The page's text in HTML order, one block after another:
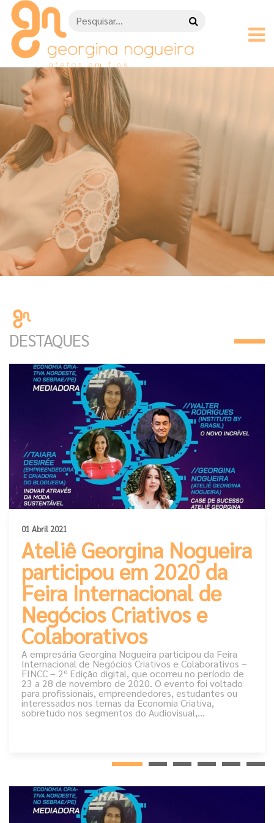
DESTAQUES
01 Abril 2021
Ateliê Georgina Nogueira
participou em 2020 da
Feira Internacional de
Negócios Criativos e
Colaborativos
A empresária Georgina Nogueira participou da Feira
Internacional de Negócios Criativos e Colaborativos –
FINCC – 2º Edição digital, que ocorreu no período de
23 a 28 de novembro de 2020. O evento foi voltado
para profissionais, empreendedores, estudantes ou
interessados nos temas da Economia Criativa,
sobretudo nos segmentos do Audiovisual,...
08
NOV
RENDA-SE! Por Martha Rossielle
O Brasil destaca-se por sua diversidade
cultural, tendo o artesanato um papel
importante na...
31
DEZ
Ateliê Georgina Nogueira participa
do Minas Trend
A empresária Georgina Nogueira participou
da 26º edição do Minas Trend, que ocorreu
na cidade de...
08
NOV
CONEXÕES POSSÍVEIS: Onde a
moda e a arquitetura se encontram
O entrelaçamento entre moda e
arquitetura parece ser algo até
31 selo SPFW AMA
O Ateliê Georgina Nogueira foi uma das